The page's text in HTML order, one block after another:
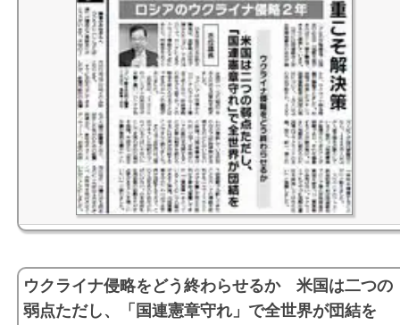
ウクライナ侵略をどう終わらせるか 米国は二つの
弱点ただし、「国連憲章守れ」で全世界が団結を